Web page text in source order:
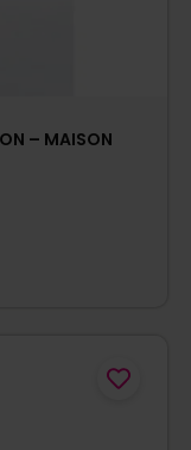
– MAISON